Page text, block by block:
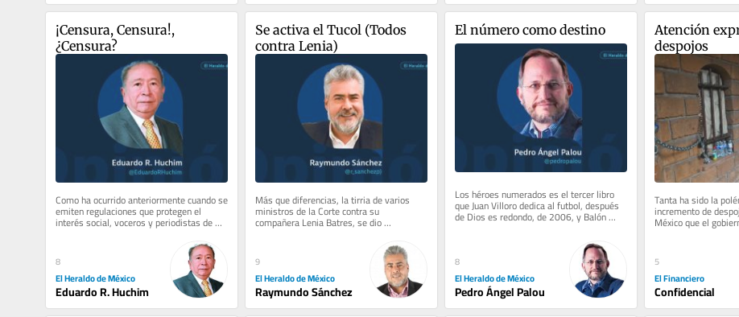
¡Censura, Censura!,
¿Censura?
Como ha ocurrido anteriormente cuando se
emiten regulaciones que protegen el
interés social, voceros y periodistas de
radio y televisión han...
8
El Heraldo de México
Eduardo R. Huchim
Se activa el Tucol (Todos
contra Lenia)
Más que diferencias, la tirria de varios
ministros de la Corte contra su
compañera Lenia Batres, se dio
prácticamente desde que se enfundó en
9
El Heraldo de México
Raymundo Sánchez
El número como destino
Los héroes numerados es el tercer libro
que Juan Villoro dedica al futbol, después
de Dios es redondo, de 2006, y Balón
dividido, de 2014. Lo leí,...
8
El Heraldo de México
Pedro Ángel Palou
Atención
despojos
Tanta ha sido la
incremento de
México que el
una estrategia para
5
El Financiero
Confidencial